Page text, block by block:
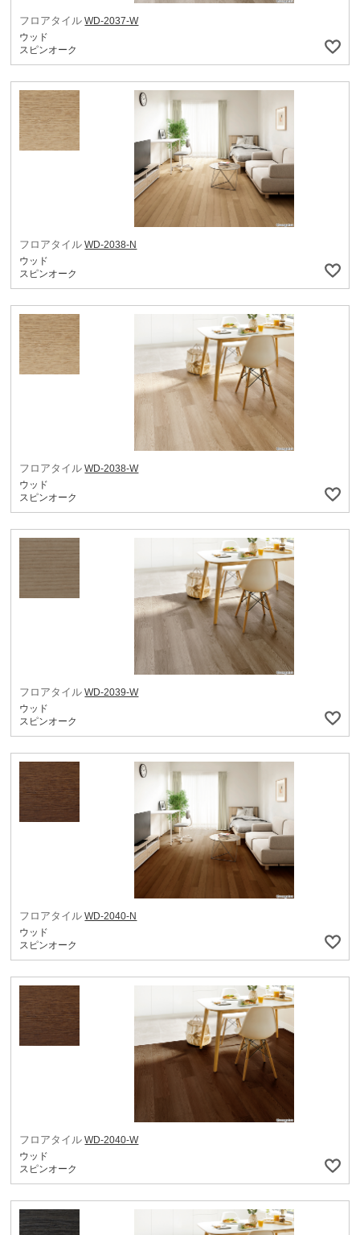
フロアタイル WD-2037-W
ウッド
スピンオーク
フロアタイル WD-2038-N
ウッド
スピンオーク
フロアタイル WD-2038-W
ウッド
スピンオーク
フロアタイル WD-2039-W
ウッド
スピンオーク
フロアタイル WD-2040-N
ウッド
スピンオーク
フロアタイル WD-2040-W
ウッド
スピンオーク